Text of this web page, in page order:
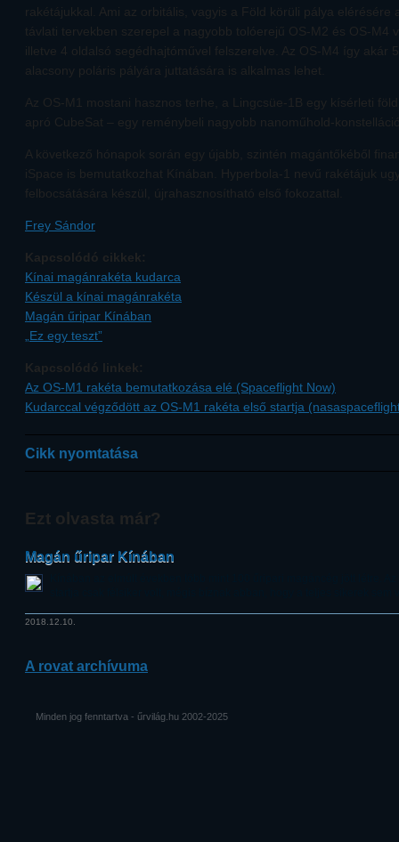
rakétájukkal. Ami az orbitális, vagyis a Föld körüli pálya elérésére
távlati tervekben szerepel a nagyobb tolóerejű OS-M2 és OS-M4
illetve 4 oldalsó segédhajtóművel felszerelve. Az OS-M4 így akár
alacsony poláris pályára juttatására is alkalmas lehet.
Az OS-M1 mostani hasznos terhe, a Lingcsüe-1B egy kísérleti
apró CubeSat – egy reménybeli nagyobb nanoműhold-
A következő hónapok során egy újabb, szintén magántőkéből
iSpace is bemutatkozhat Kínában. Hyperbola-1 nevű rakétájuk
felbocsátására készül, újrahasznosítható első fokozattal.
Frey Sándor
Kapcsolódó cikkek:
Kínai magánrakéta kudarca
Készül a kínai magánrakéta
Magán űripar Kínában
„Ez egy teszt”
Kapcsolódó linkek:
Az OS-M1 rakéta bemutatkozása elé (Spaceflight Now)
Kudarccal végződött az OS-M1 rakéta első startja
Cikk nyomtatása
Ezt olvasta már?
Magán űripar Kínában
2018.12.10.
A rovat archívuma
Minden jog fenntartva - űrvilág.hu 2002-2025